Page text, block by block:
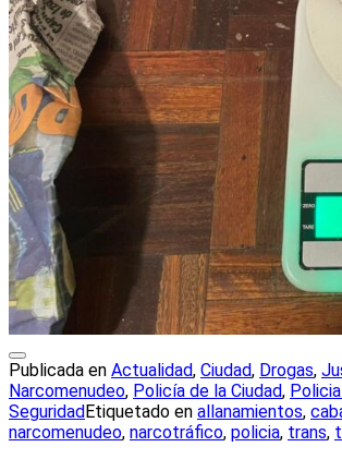
Publicada en Actualidad, Ciudad, Drogas,
Narcomenudeo, Policía de la Ciudad,
Seguridad Etiquetado en allanamientos,
narcomenudeo, narcotráfico, policia, trans,